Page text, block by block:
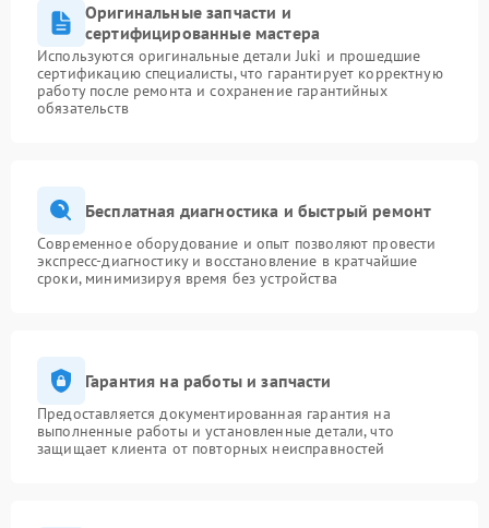
Оригинальные запчасти и
сертифицированные мастера
Используются оригинальные детали Juki и прошедшие
сертификацию специалисты, что гарантирует корректную
работу после ремонта и сохранение гарантийных
обязательств
Бесплатная диагностика и быстрый ремонт
Современное оборудование и опыт позволяют провести
экспресс-диагностику и восстановление в кратчайшие
сроки, минимизируя время без устройства
Гарантия на работы и запчасти
Предоставляется документированная гарантия на
выполненные работы и установленные детали, что
защищает клиента от повторных неисправностей